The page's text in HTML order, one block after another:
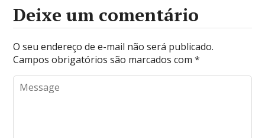
Deixe um comentário
O seu endereço de e-mail não será publicado.
Campos obrigatórios são marcados com*